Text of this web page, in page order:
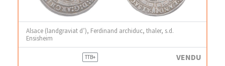
Alsace (landgraviat d’), Ferdinand archiduc, thaler, s.d.
Ensisheim
TTB+ VENDU